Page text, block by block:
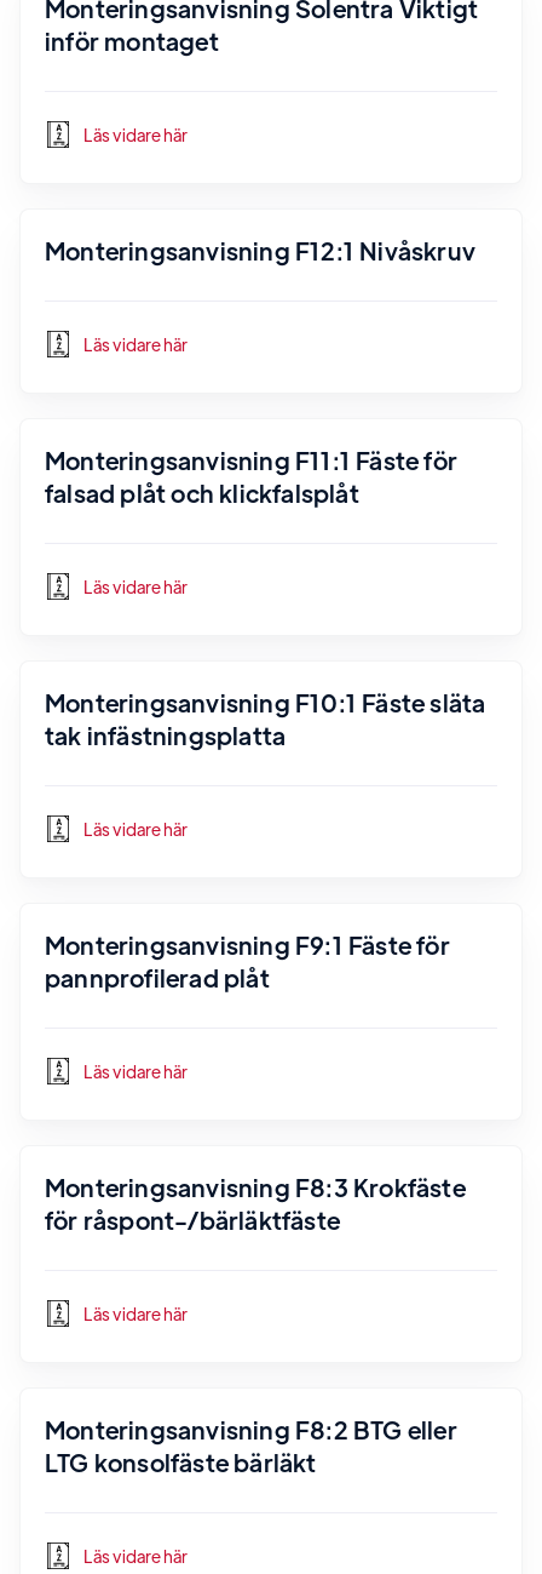
Monteringsanvisning Solentra Viktigt
inför montaget
Läs vidare här
Monteringsanvisning F12:1 Nivåskruv
Läs vidare här
Monteringsanvisning F11:1 Fäste för
falsad plåt och klickfalsplåt
Läs vidare här
Monteringsanvisning F10:1 Fäste släta
tak infästningsplatta
Läs vidare här
Monteringsanvisning F9:1 Fäste för
pannprofilerad plåt
Läs vidare här
Monteringsanvisning F8:3 Krokfäste
för råspont-/bärläktfäste
Läs vidare här
Monteringsanvisning F8:2 BTG eller
LTG konsolfäste bärläkt
Läs vidare här